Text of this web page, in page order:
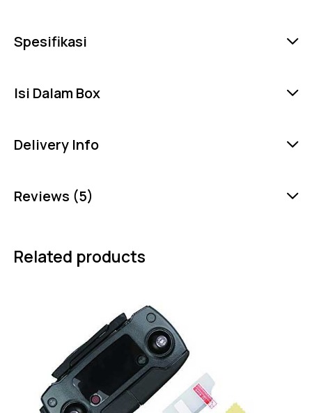
Spesifikasi
Isi Dalam Box
Delivery Info
Reviews (5)
Related products